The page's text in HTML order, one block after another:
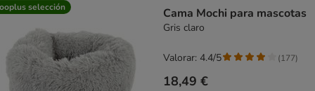
selección Cama Mochi para mascotas
Gris claro
18,49 €
Valorar: 4.4/5 (177)